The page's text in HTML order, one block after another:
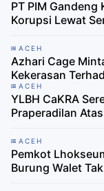
PT PIM
Korupsi Lewat
ACEH
Azhari Cage
Kekerasan
ACEH
YLBH CaKRA
Praperadilan
ACEH
Pemkot
Burung Walet